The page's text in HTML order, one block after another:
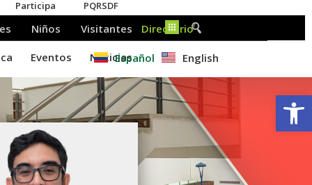
Español English